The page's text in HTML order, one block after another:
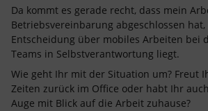
Da kommt es gerade recht, dass mein
Betriebsvereinbarung abgeschlossen
Entscheidung über mobiles Arbeiten bei
Teams in Selbstverantwortung liegt.
Wie geht Ihr mit der Situation um? Freut
Zeiten zurück im Office oder habt Ihr
Auge mit Blick auf die Arbeit zuhause?